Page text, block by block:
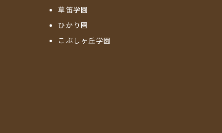
草笛学園
ひかり園
こぶしヶ丘学園